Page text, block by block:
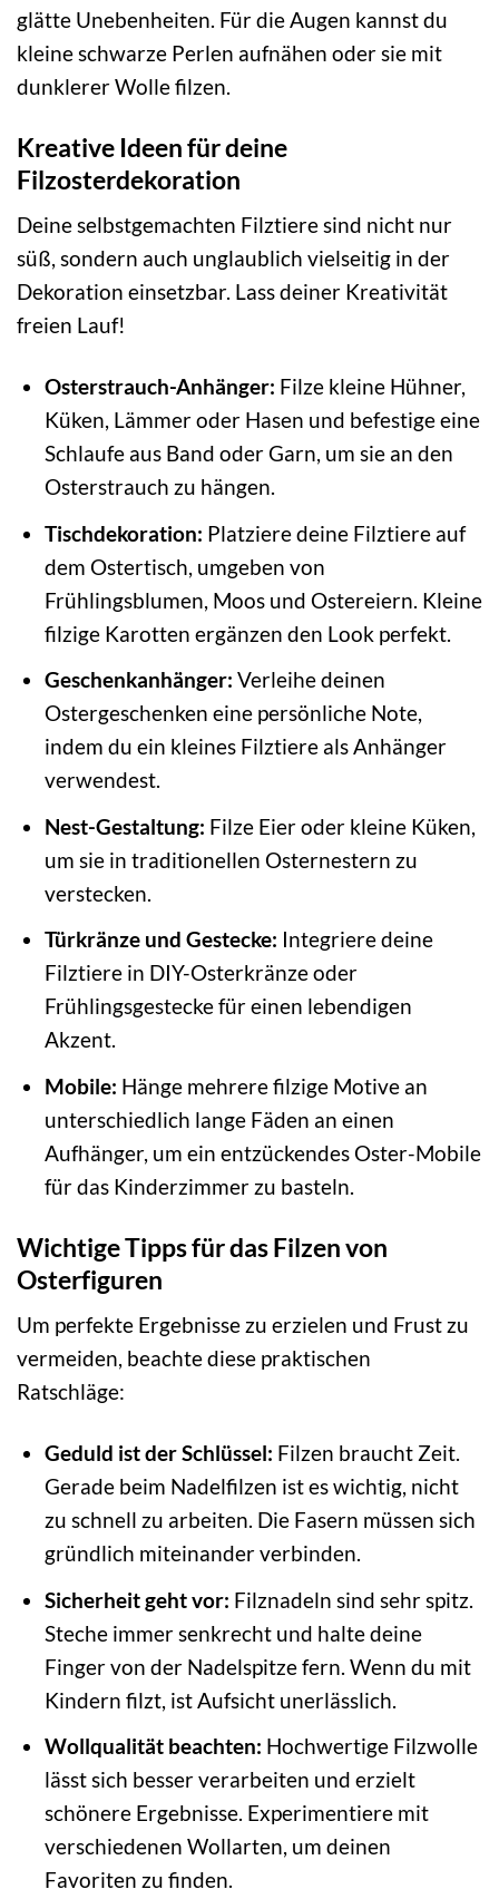
glätte Unebenheiten. Für die Augen kannst du
kleine schwarze Perlen aufnähen oder sie mit
dunklerer Wolle filzen.
Kreative Ideen für deine
Filzosterdekoration
Deine selbstgemachten Filztiere sind nicht nur
süß, sondern auch unglaublich vielseitig in der
Dekoration einsetzbar. Lass deiner Kreativität
freien Lauf!
Osterstrauch-Anhänger: Filze kleine Hühner,
Küken, Lämmer oder Hasen und befestige eine
Schlaufe aus Band oder Garn, um sie an den
Osterstrauch zu hängen.
Tischdekoration: Platziere deine Filztiere auf
dem Ostertisch, umgeben von
Frühlingsblumen, Moos und Ostereiern. Kleine
filzige Karotten ergänzen den Look perfekt.
Geschenkanhänger: Verleihe deinen
Ostergeschenken eine persönliche Note,
indem du ein kleines Filztiere als Anhänger
verwendest.
Nest-Gestaltung: Filze Eier oder kleine Küken,
um sie in traditionellen Osternestern zu
verstecken.
Türkränze und Gestecke: Integriere deine
Filztiere in DIY-Osterkränze oder
Frühlingsgestecke für einen lebendigen
Akzent.
Mobile: Hänge mehrere filzige Motive an
unterschiedlich lange Fäden an einen
Aufhänger, um ein entzückendes Oster-Mobile
für das Kinderzimmer zu basteln.
Wichtige Tipps für das Filzen von
Osterfiguren
Um perfekte Ergebnisse zu erzielen und Frust zu
vermeiden, beachte diese praktischen
Ratschläge:
Geduld ist der Schlüssel: Filzen braucht Zeit.
Gerade beim Nadelfilzen ist es wichtig, nicht
zu schnell zu arbeiten. Die Fasern müssen sich
gründlich miteinander verbinden.
Sicherheit geht vor: Filznadeln sind sehr spitz.
Steche immer senkrecht und halte deine
Finger von der Nadelspitze fern. Wenn du mit
Kindern filzt, ist Aufsicht unerlässlich.
Wollqualität beachten: Hochwertige Filzwolle
lässt sich besser verarbeiten und erzielt
schönere Ergebnisse. Experimentiere mit
verschiedenen Wollarten, um deinen
Favoriten zu finden.